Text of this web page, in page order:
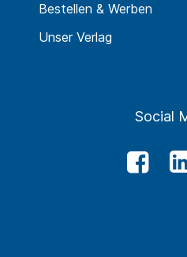
Bestellen & Werben
Unser Verlag
Social